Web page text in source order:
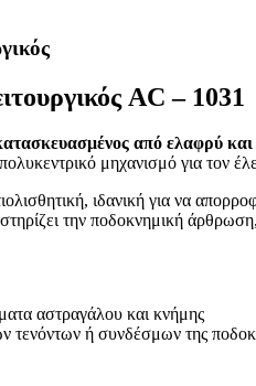
AC – 1031
από ελαφρύ
μηχανισμό για τον
ιδανική για να
την ποδοκνημική άρθρωση,
αστραγάλου και κνήμης
τενόντων ή συνδέσμων της